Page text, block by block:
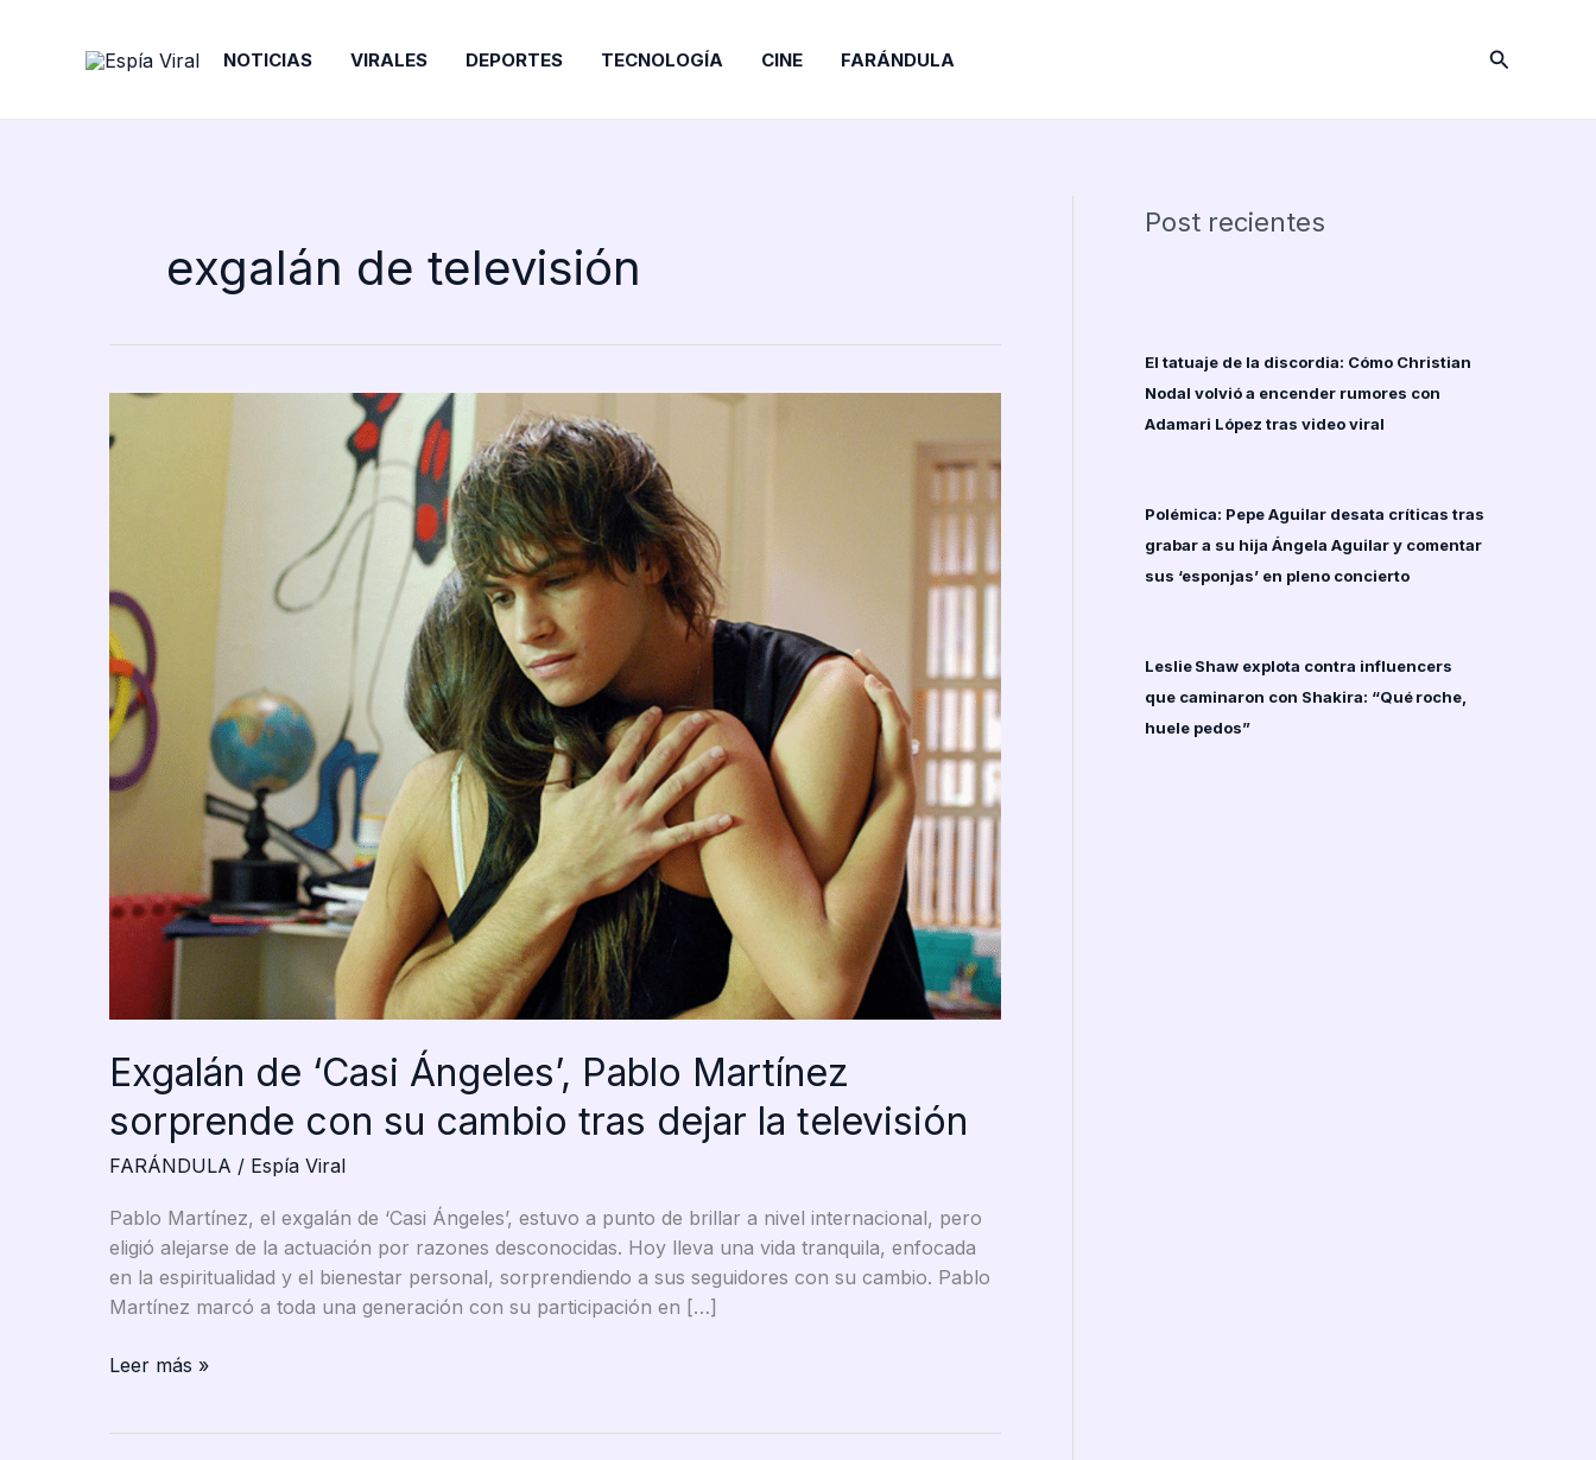
contenido
NOTICIAS VIRALES DEPORTES TECNOLOGÍA CINE FARÁNDULA Buscar
exgalán de televisión
Exgalán de ‘Casi Ángeles’, Pablo Martínez
sorprende con su cambio tras dejar la televisión
FARÁNDULA / Espía Viral
Pablo Martínez, el exgalán de ‘Casi Ángeles’, estuvo a punto de brillar a nivel internacional, pero
eligió alejarse de la actuación por razones desconocidas. Hoy lleva una vida tranquila, enfocada
en la espiritualidad y el bienestar personal, sorprendiendo a sus seguidores con su cambio. Pablo
Martínez marcó a toda una generación con su participación en […]
Exgalán
Leer más »
Post recientes
El tatuaje de la discordia: Cómo Christian
Nodal volvió a encender rumores con
Adamari López tras video viral
Polémica: Pepe Aguilar desata críticas tras
grabar a su hija Ángela Aguilar y comentar
sus ‘esponjas’ en pleno concierto
Leslie Shaw explota contra influencers
que caminaron con Shakira: “Qué roche,
huele pedos”